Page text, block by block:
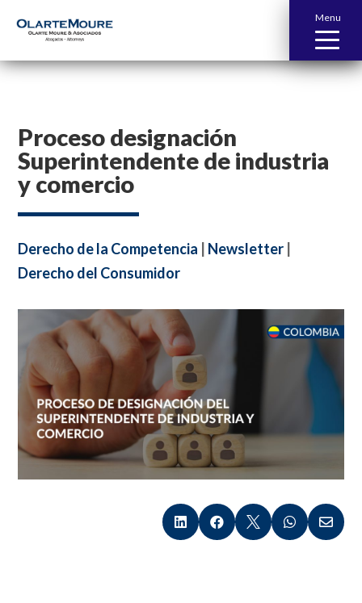
Menu
Proceso designación
Superintendente de industria
y comercio
Derecho de la Competencia Newsletter
Derecho del Consumidor
    